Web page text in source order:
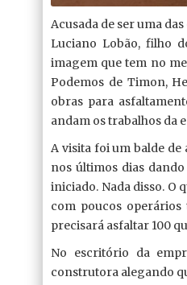
Acusada de ser uma
Luciano Lobão, filho
imagem que tem no
Podemos de Timon,
obras para
andam os trabalhos da
A visita foi um balde de
nos últimos dias
iniciado. Nada disso. O
com poucos
precisará asfaltar 100
No escritório da
construtora alegando